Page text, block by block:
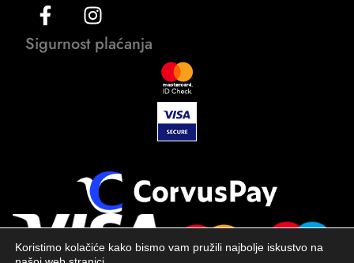
Sigurnost plaćanja
Koristimo kolačiće kako bismo vam pružili najbolje iskustvo na